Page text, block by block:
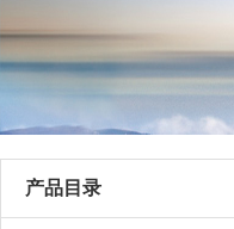
产品目录